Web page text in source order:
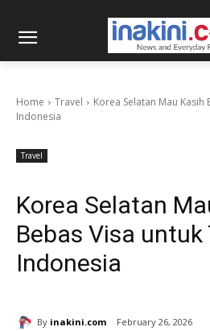
Home Travel
Korea Selatan Mau Kasih
Indonesia
Travel
Korea Selatan
Bebas Visa untuk
Indonesia
By inakini.com February 26, 2026